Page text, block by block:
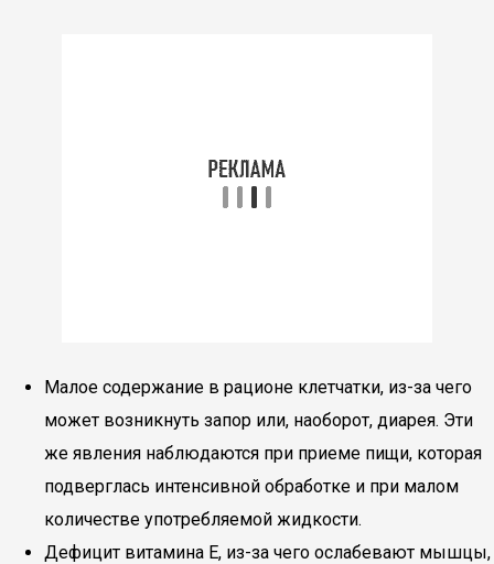
Малое содержание в рационе клетчатки, из-за чего
может возникнуть запор или, наоборот, диарея. Эти
же явления наблюдаются при приеме пищи, которая
подверглась интенсивной обработке и при малом
количестве употребляемой жидкости.
Дефицит витамина Е, из-за чего ослабевают мышцы,